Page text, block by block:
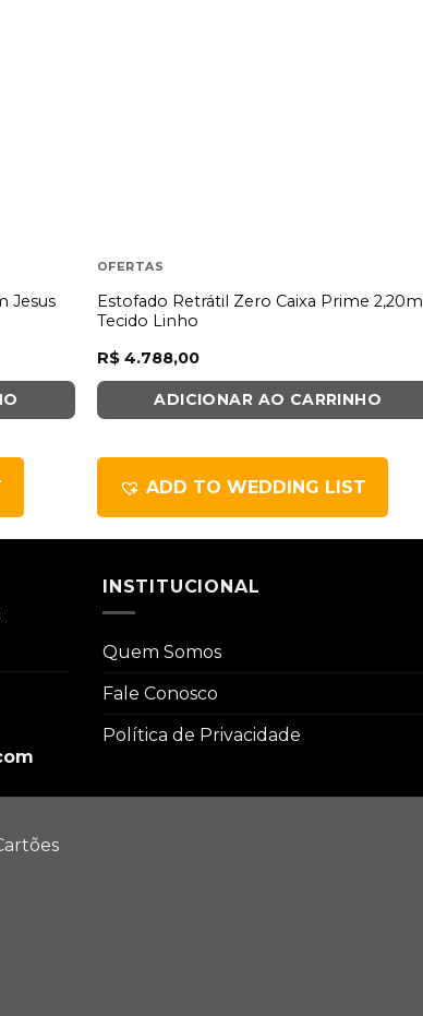
Jesus
OFERTAS
Estofado Retrátil Zero Caixa Prime 2,20m
Tecido Linho
R$4.788,00
ADICIONAR AO CARRINHO
ADD TO WEDDING LIST
INSTITUCIONAL
Quem Somos
Fale Conosco
Política de Privacidade